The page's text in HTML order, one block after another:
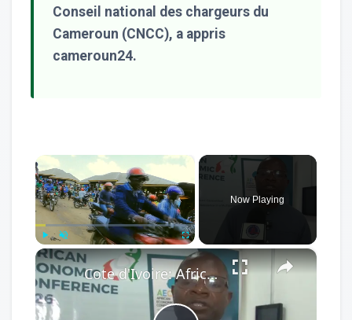
Conseil national des chargeurs du
Cameroun (CNCC), a appris
cameroun24.
×
Play Unmute Fullscreen
Now Playing
×
Cote d'Ivoire: African Economic Conference focuses on development opportunities in multipolar world.